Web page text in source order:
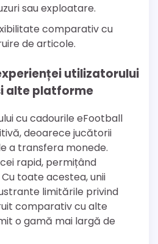
sau exploatare.
comparativ cu
de articole.
utilizatorului
alte platforme
cu cadourile eFootball
deoarece jucătorii
a transfera monede.
rapid, permițând
toate acestea, unii
limitările privind
comparativ cu alte
o gamă mai largă de